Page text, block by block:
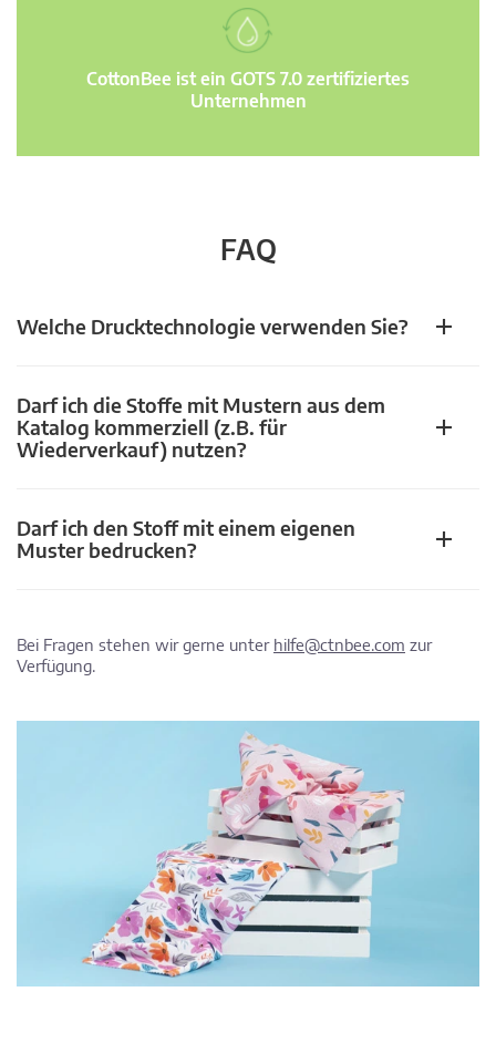
CottonBee ist ein GOTS 7.0 zertifiziertes
Unternehmen
FAQ
Welche Drucktechnologie verwenden Sie?
Darf ich die Stoffe mit Mustern aus dem
Katalog kommerziell (z.B. für
Wiederverkauf) nutzen?
Darf ich den Stoff mit einem eigenen
Muster bedrucken?
Bei Fragen stehen wir gerne unter hilfe@ctnbee.com zur
Verfügung.